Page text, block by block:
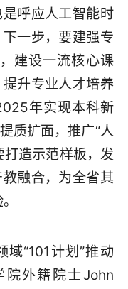
呼应人工智能时
一步，要建强专
建设一流核心课
升专业人才培养
年实现本科新
质扩面，推广“人
打造示范样板，发
融合，为全省其
“101计划”推动
外籍院士John